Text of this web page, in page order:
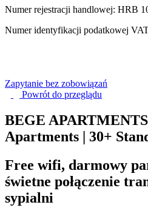
Numer rejestracji handlowej: HRB
Numer identyfikacji podatkowej
Zapytanie bez zobowiązań
Powrót do przeglądu
BEGE
Apartments | 30+
Free wifi, darmowy
świetne połączenie
sypialni